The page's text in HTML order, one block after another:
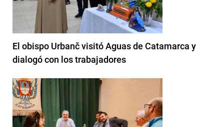
El obispo Urbanč visitó Aguas de Catamarca y
dialogó con los trabajadores